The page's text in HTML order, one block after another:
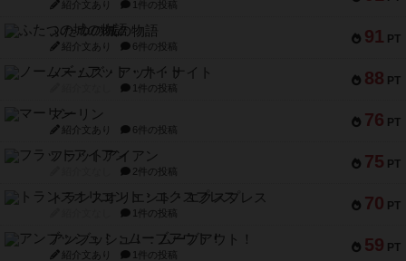
紹介文あり 1件の投稿
91 PT
ふたつの城の物語
紹介文あり 6件の投稿
88 PT
ノームズ・アット・ナイト
1件の投稿
76 PT
マーリン
紹介文あり 6件の投稿
75 PT
フラットアイアン
2件の投稿
70 PT
トランスオリエント・エクスプレス
1件の投稿
59 PT
アンブッシュ！：ムーブアウト！
紹介文あり 1件の投稿